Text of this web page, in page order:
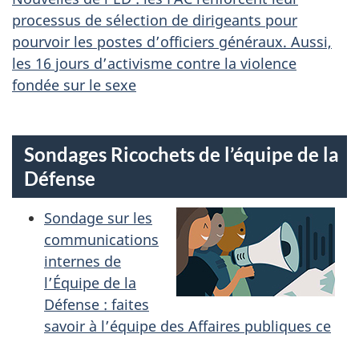
processus de sélection de dirigeants pour
pourvoir les postes d’officiers généraux. Aussi,
les 16 jours d’activisme contre la violence
fondée sur le sexe
Sondages Ricochets de l’équipe de la
Défense
Sondage sur les
communications
internes de
l’Équipe de la
Défense : faites
savoir à l’équipe des Affaires publiques ce